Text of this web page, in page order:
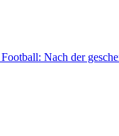
Nach der